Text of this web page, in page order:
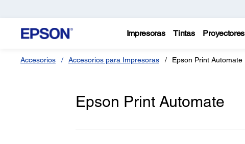
Impresoras Tintas Proyectores
Accesorios Accesorios para Impresoras Epson Print Automate
Epson Print Automate